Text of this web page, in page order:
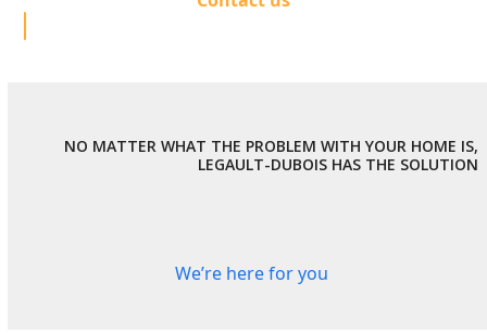
NO MATTER WHAT THE PROBLEM WITH YOUR HOME IS,
LEGAULT-DUBOIS HAS THE SOLUTION
We’re here for you